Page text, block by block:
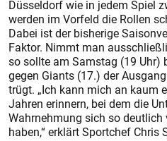
Düsseldorf wie in jedem Spiel
werden im Vorfeld die Rollen
Dabei ist der bisherige
Faktor. Nimmt man
so sollte am Samstag (19 Uhr)
gegen Giants (17.) der
trügt. „Ich kann mich an kaum
Jahren erinnern, bei dem die
Wahrnehmung sich so deutlich
haben,“ erklärt Sportchef Chris